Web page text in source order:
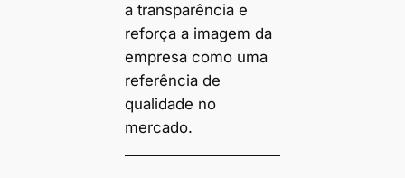
a transparência e
reforça a imagem da
empresa como uma
referência de
qualidade no
mercado.